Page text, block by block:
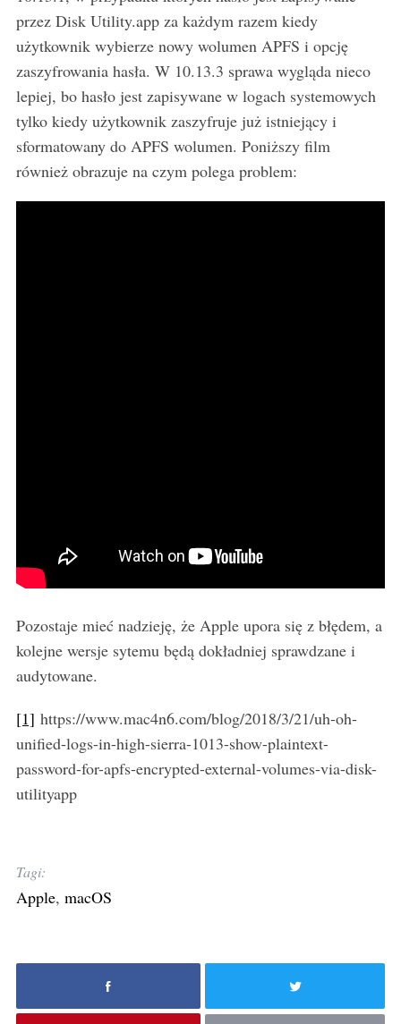
przez Disk Utility.app za każdym razem kiedy
użytkownik wybierze nowy wolumen APFS i opcję
zaszyfrowania hasła. W 10.13.3 sprawa wygląda nieco
lepiej, bo hasło jest zapisywane w logach systemowych
tylko kiedy użytkownik zaszyfruje już istniejący i
sformatowany do APFS wolumen. Poniższy film
również obrazuje na czym polega problem:
Pozostaje mieć nadzieję, że Apple upora się z błędem, a
kolejne wersje sytemu będą dokładniej sprawdzane i
audytowane.
[1] https://www.mac4n6.com/blog/2018/3/21/uh-oh-
unified-logs-in-high-sierra-1013-show-plaintext-
password-for-apfs-encrypted-external-volumes-via-disk-
utilityapp
Tagi:
Apple, macOS
c
o
r
: